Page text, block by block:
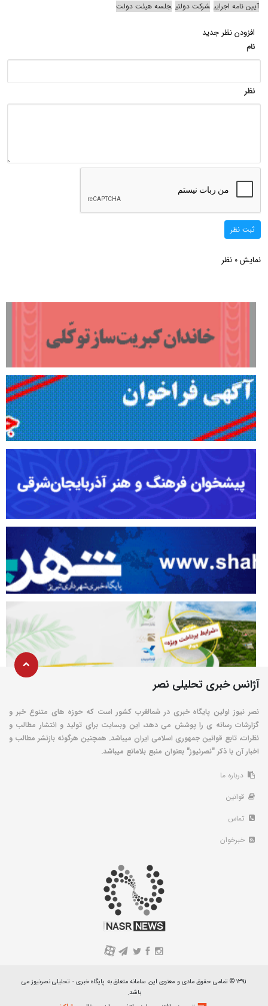
آیین نامه اجرایی شرکت دولتی جلسه هیئت دولت
افزودن نظر جدید
نام
نظر
ثبت نظر
نمایش 0 نظر
آژانس خبری تحلیلی نصر
نصر نیوز اولین پایگاه خبری در شمالغرب کشور است که حوزه های متنوع خبر و
گزارشات رسانه ی را پوشش می دهد، این وبسایت برای تولید و انتشار مطالب و
نظرات، تابع قوانین جمهوری اسلامی ایران میباشد. همچنین هرگونه بازنشر مطالب و
اخبار آن با ذکر "نصرنیوز" بعنوان منبع بلامانع میباشد.
درباره ما
قوانین
تماس
خبرخوان
A
۱۳۹۱ © تمامی حقوق مادی و معنوی این سامانه متعلق به پایگاه خبری - تحلیلی نصرنیوز می
باشد.